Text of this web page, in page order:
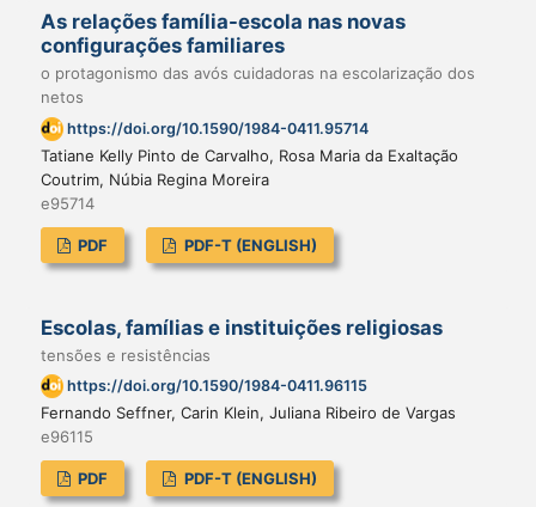
As relações família-escola nas novas
configurações familiares
o protagonismo das avós cuidadoras na escolarização dos
netos
https://doi.org/10.1590/1984-0411.95714
Tatiane Kelly Pinto de Carvalho, Rosa Maria da Exaltação
Coutrim, Núbia Regina Moreira
e95714
PDF PDF-T (ENGLISH)
Escolas, famílias e instituições religiosas
tensões e resistências
https://doi.org/10.1590/1984-0411.96115
Fernando Seffner, Carin Klein, Juliana Ribeiro de Vargas
e96115
PDF PDF-T (ENGLISH)